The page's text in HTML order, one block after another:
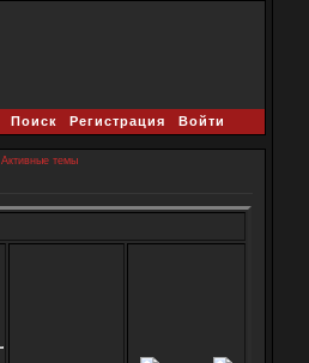
Поиск Регистрация Войти
Активные темы